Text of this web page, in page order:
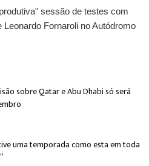
sessão de testes com
Fornaroli no Autódromo
sobre Qatar e Abu Dhabi só será
uma temporada como esta em toda